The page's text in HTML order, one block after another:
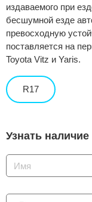
издаваемого при
бесшумной езде
превосходную
поставляется на
Toyota Vitz и Yaris.
R17
Узнать